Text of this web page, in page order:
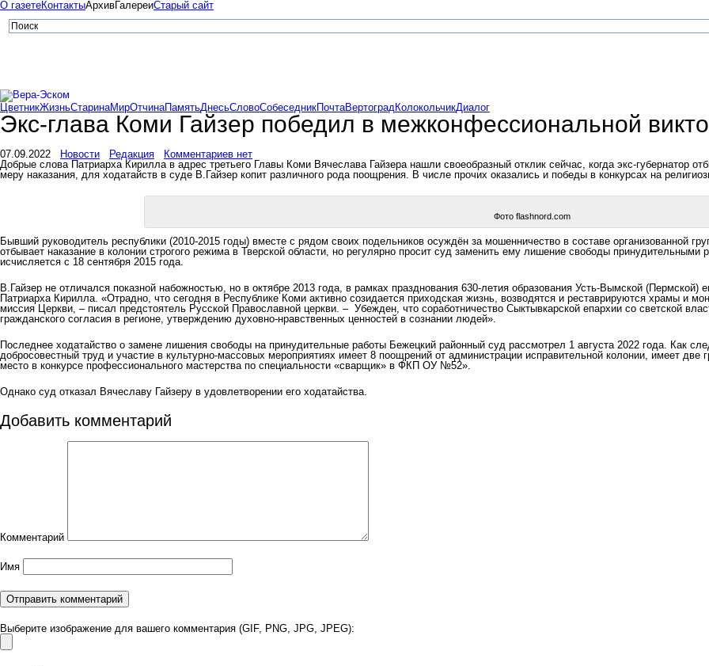
О газетеКонтактыАрхивГалереиСтарый сайт
ЦветникЖизньСтаринаМирОтчинаПамятьДнесьСловоСобеседникПочтаВертоградКолокольчикДиалог
Экс-глава Коми Гайзер победил в межконфессиональной
07.09.2022 Новости Редакция
Комментариев нет
Добрые слова Патриарха Кирилла в адрес третьего Главы Коми Вячеслава Гайзера нашли своеобразный отклик сейчас, когда экс-губернатор
меру наказания, для ходатайств в суде В.Гайзер копит различного рода поощрения. В числе прочих оказались и победы в конкурсах на
Фото flashnord.com
Бывший руководитель республики (2010-2015 годы) вместе с рядом своих подельников осуждён за мошенничество в составе организованной
отбывает наказание в колонии строгого режима в Тверской области, но регулярно просит суд заменить ему лишение свободы
исчисляется с 18 сентября 2015 года.
В.Гайзер не отличался показной набожностью, но в октябре 2013 года, в рамках празднования 630-летия образования Усть-Вымской
Патриарха Кирилла. «Отрадно, что сегодня в Республике Коми активно созидается приходская жизнь, возводятся и реставрируются храмы и
миссия Церкви, – писал предстоятель Русской Православной церкви. – Убежден, что соработничество Сыктывкарской епархии со светской
гражданского согласия в регионе, утверждению духовно-нравственных ценностей в сознании людей».
Последнее ходатайство о замене лишения свободы на принудительные работы Бежецкий районный суд рассмотрел 1 августа 2022 года. Как
добросовестный труд и участие в культурно-массовых мероприятиях имеет 8 поощрений от администрации исправительной колонии, имеет
место в конкурсе профессионального мастерства по специальности «сварщик» в ФКП ОУ №52».
Однако суд отказал Вячеславу Гайзеру в удовлетворении его ходатайства.
Добавить комментарий
Комментарий
Имя
Выберите изображение для вашего комментария (GIF, PNG, JPG, JPEG):